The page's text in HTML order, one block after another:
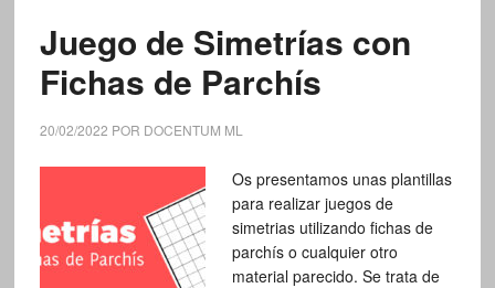
Juego de Simetrías con
Fichas de Parchís
20/02/2022 POR DOCENTUM ML
Os presentamos unas plantillas
para realizar juegos de
simetrias utilizando fichas de
parchís o cualquier otro
material parecido. Se trata de